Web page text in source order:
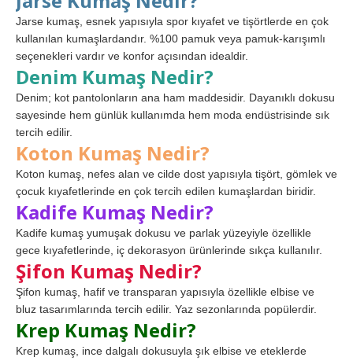
Jarse kumaş, esnek yapısıyla spor kıyafet ve tişörtlerde en çok
kullanılan kumaşlardandır. %100 pamuk veya pamuk-karışımlı
seçenekleri vardır ve konfor açısından idealdir.
Denim Kumaş Nedir?
Denim; kot pantolonların ana ham maddesidir. Dayanıklı dokusu
sayesinde hem günlük kullanımda hem moda endüstrisinde sık
tercih edilir.
Koton Kumaş Nedir?
Koton kumaş, nefes alan ve cilde dost yapısıyla tişört, gömlek ve
çocuk kıyafetlerinde en çok tercih edilen kumaşlardan biridir.
Kadife Kumaş Nedir?
Kadife kumaş yumuşak dokusu ve parlak yüzeyiyle özellikle
gece kıyafetlerinde, iç dekorasyon ürünlerinde sıkça kullanılır.
Şifon Kumaş Nedir?
Şifon kumaş, hafif ve transparan yapısıyla özellikle elbise ve
bluz tasarımlarında tercih edilir. Yaz sezonlarında popülerdir.
Krep Kumaş Nedir?
Krep kumaş, ince dalgalı dokusuyla şık elbise ve eteklerde